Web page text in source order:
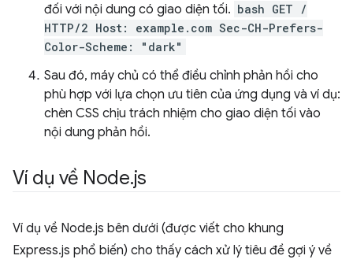
đối với nội dung có giao diện tối. bash GET /
HTTP/2 Host: example.com Sec-CH-Prefers-
Color-Scheme: "dark"
Sau đó, máy chủ có thể điều chỉnh phản hồi cho
phù hợp với lựa chọn ưu tiên của ứng dụng và ví dụ:
chèn CSS chịu trách nhiệm cho giao diện tối vào
nội dung phản hồi.
Ví dụ về Node.js
Ví dụ về Node.js bên dưới (được viết cho khung
Express.js phổ biến) cho thấy cách xử lý tiêu đề gợi ý về